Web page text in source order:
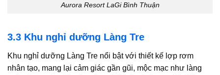
Aurora Resort LaGi Bình Thuận
3.3 Khu nghỉ dưỡng Làng Tre
Khu nghỉ dưỡng Làng Tre nổi bật với thiết kế lợp rơm
nhân tạo, mang lại cảm giác gần gũi, mộc mạc như làng